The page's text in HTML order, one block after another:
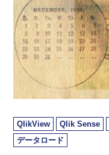
QlikView Qlik Sense
データロード